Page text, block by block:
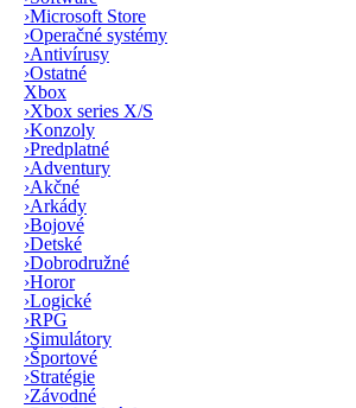
›Microsoft Store
›Operačné systémy
›Antivírusy
›Ostatné
Xbox
›Xbox series X/S
›Konzoly
›Predplatné
›Adventury
›Akčné
›Arkády
›Bojové
›Detské
›Dobrodružné
›Horor
›Logické
›RPG
›Simulátory
›Športové
›Stratégie
›Závodné